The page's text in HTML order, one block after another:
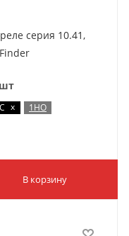
серия 10.41,
x 1НО
В корзину